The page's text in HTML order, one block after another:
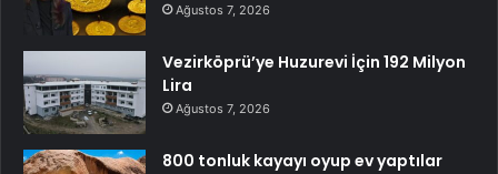
Ağustos 7, 2026
Vezirköprü’ye Huzurevi İçin 192 Milyon
Lira
Ağustos 7, 2026
800 tonluk kayayı oyup ev yaptılar